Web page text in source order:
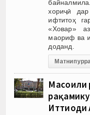
хориҷӣ
ифтитоҳ
«Ховар»
маориф ва
доданд.
Матни
Масоили